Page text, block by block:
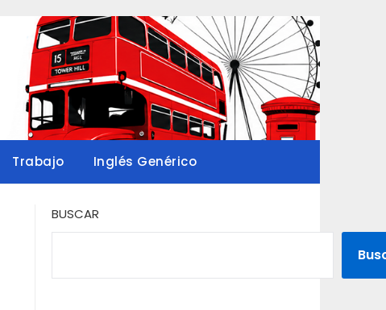
Trabajo Inglés Genérico
BUSCAR